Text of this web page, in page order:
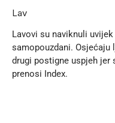
Lav
Lavovi su naviknuli
samopouzdani.
drugi postigne uspjeh jer
prenosi Index.